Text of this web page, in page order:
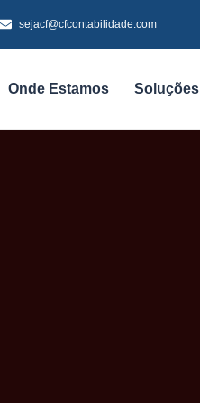
sejacf@cfcontabilidade.com
Onde Estamos Soluções